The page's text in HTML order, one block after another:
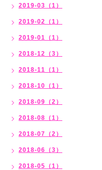
2019-03（1）
2019-02（1）
2019-01（1）
2018-12（3）
2018-11（1）
2018-10（1）
2018-09（2）
2018-08（1）
2018-07（2）
2018-06（3）
2018-05（1）